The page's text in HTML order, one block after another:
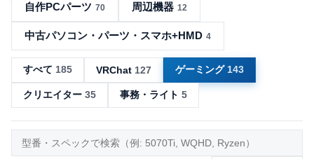
自作PCパーツ 70 周辺機器 12
中古パソコン・パーツ・スマホ+HMD 4
すべて 185 VRChat 127 ゲーミング 143
クリエイター 35 事務・ライト 5